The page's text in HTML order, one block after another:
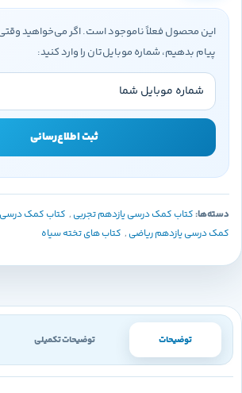
این محصول فعلاً ناموجود است. اگر می‌خواهید
پیام بدهیم، شماره موبایل‌تان را وارد کنید:
ثبت اطلاع‌رسانی
دسته‌ها:کتاب کمک درسی یازدهم تجربی , کتاب کمک درسی
کمک درسی یازدهم ریاضی , کتاب های تخته سیاه
توضیحات توضیحات تکمیلی